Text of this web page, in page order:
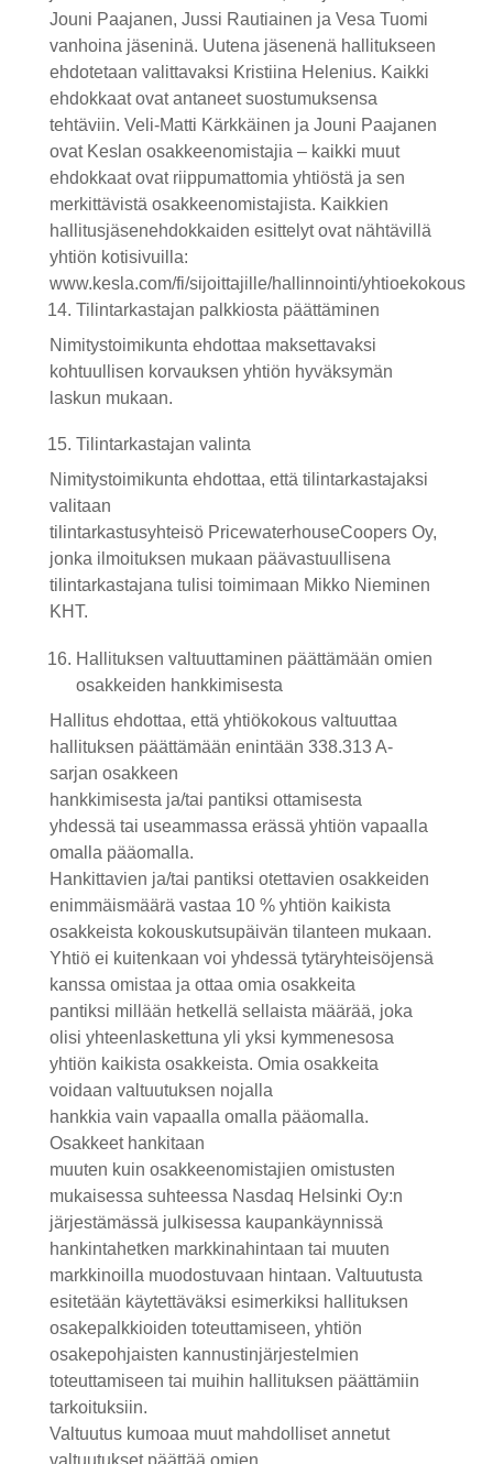
Jouni Paajanen, Jussi Rautiainen ja Vesa Tuomi
vanhoina jäseninä. Uutena jäsenenä hallitukseen
ehdotetaan valittavaksi Kristiina Helenius. Kaikki
ehdokkaat ovat antaneet suostumuksensa
tehtäviin. Veli-Matti Kärkkäinen ja Jouni Paajanen
ovat Keslan osakkeenomistajia – kaikki muut
ehdokkaat ovat riippumattomia yhtiöstä ja sen
merkittävistä osakkeenomistajista. Kaikkien
hallitusjäsenehdokkaiden esittelyt ovat nähtävillä
yhtiön kotisivuilla:
www.kesla.com/fi/sijoittajille/hallinnointi/yhtioekokous
Tilintarkastajan palkkiosta päättäminen
Nimitystoimikunta ehdottaa maksettavaksi
kohtuullisen korvauksen yhtiön hyväksymän
laskun mukaan.
Tilintarkastajan valinta
Nimitystoimikunta ehdottaa, että tilintarkastajaksi
valitaan
tilintarkastusyhteisö PricewaterhouseCoopers Oy,
jonka ilmoituksen mukaan päävastuullisena
tilintarkastajana tulisi toimimaan Mikko Nieminen
KHT.
Hallituksen valtuuttaminen päättämään omien
osakkeiden hankkimisesta
Hallitus ehdottaa, että yhtiökokous valtuuttaa
hallituksen päättämään enintään 338.313 A-
sarjan osakkeen
hankkimisesta ja/tai pantiksi ottamisesta
yhdessä tai useammassa erässä yhtiön vapaalla
omalla pääomalla.
Hankittavien ja/tai pantiksi otettavien osakkeiden
enimmäismäärä vastaa 10 % yhtiön kaikista
osakkeista kokouskutsupäivän tilanteen mukaan.
Yhtiö ei kuitenkaan voi yhdessä tytäryhteisöjensä
kanssa omistaa ja ottaa omia osakkeita
pantiksi millään hetkellä sellaista määrää, joka
olisi yhteenlaskettuna yli yksi kymmenesosa
yhtiön kaikista osakkeista. Omia osakkeita
voidaan valtuutuksen nojalla
hankkia vain vapaalla omalla pääomalla.
Osakkeet hankitaan
muuten kuin osakkeenomistajien omistusten
mukaisessa suhteessa Nasdaq Helsinki Oy:n
järjestämässä julkisessa kaupankäynnissä
hankintahetken markkinahintaan tai muuten
markkinoilla muodostuvaan hintaan. Valtuutusta
esitetään käytettäväksi esimerkiksi hallituksen
osakepalkkioiden toteuttamiseen, yhtiön
osakepohjaisten kannustinjärjestelmien
toteuttamiseen tai muihin hallituksen päättämiin
tarkoituksiin.
Valtuutus kumoaa muut mahdolliset annetut
valtuutukset päättää omien